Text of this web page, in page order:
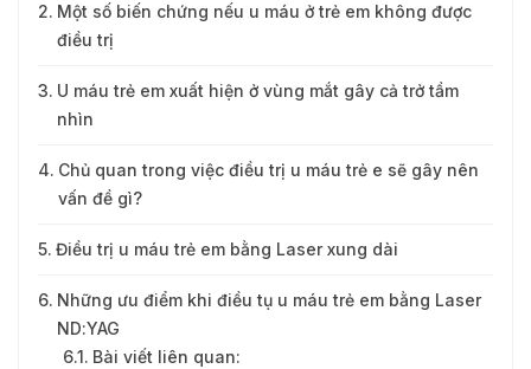
Một số biến chứng nếu u máu ở trẻ em không được
điều trị
U máu trẻ em xuất hiện ở vùng mắt gây cả trở tầm
nhìn
Chủ quan trong việc điều trị u máu trẻ e sẽ gây nên
vấn đề gì?
Điều trị u máu trẻ em bằng Laser xung dài
Những ưu điểm khi điều tụ u máu trẻ em bằng Laser
ND:YAG
Bài viết liên quan: